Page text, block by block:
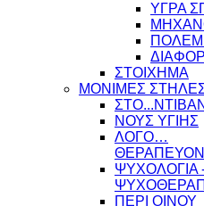
ΥΓΡΑ
ΣΤΟΙΧΗΜΑ
ΜΟΝΙΜΕΣ
ΣΤΟ...ΝΤΙΒΑΝΙ
ΝΟΥΣ ΥΓΙΗΣ
ΛΟΓΟ…
ΨΥΧΟΛΟΓΙΑ
ΠΕΡΙ ΟΙΝΟΥ